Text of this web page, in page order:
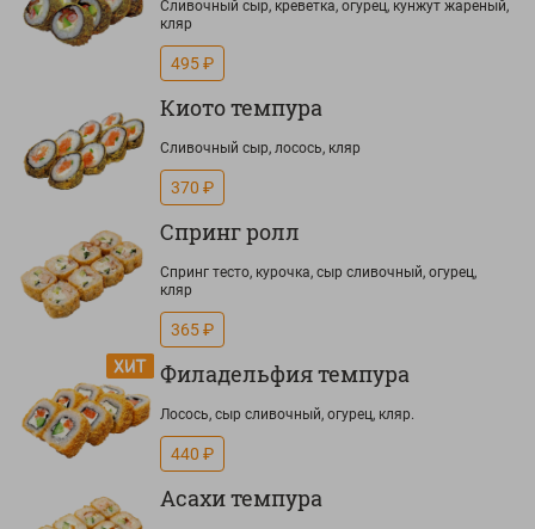
Сливочный сыр, креветка, огурец, кунжут жареный,
кляр
495 ₽
Киото темпура
Сливочный сыр, лосось, кляр
370 ₽
Спринг ролл
Спринг тесто, курочка, сыр сливочный, огурец,
кляр
365 ₽
Филадельфия темпура
Лосось, сыр сливочный, огурец, кляр.
440 ₽
Асахи темпура